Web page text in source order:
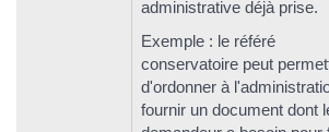
administrative déjà prise.
Exemple : le référé
conservatoire peut
d'ordonner à
fournir un document dont